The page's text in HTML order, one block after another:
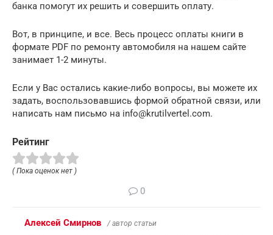
банка помогут их решить и совершить оплату.
Вот, в принципе, и все. Весь процесс оплаты книги в
формате PDF по ремонту автомобиля на нашем сайте
занимает 1-2 минуты.
Если у Вас остались какие-либо вопросы, вы можете их
задать, воспользовавшись формой обратной связи, или
написать нам письмо на info@krutilvertel.com.
Рейтинг
( Пока оценок нет )
0
Алексей Смирнов / автор статьи